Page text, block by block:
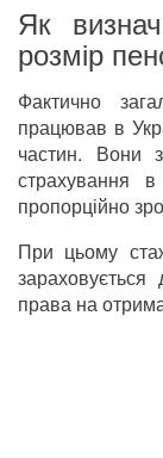
Як
розмір
Фактично
працював в
частин. Вони
страхування
пропорційно
При цьому
права на